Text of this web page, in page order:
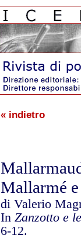
« indietro
Mallarmé
di Valerio
In Zanzotto e
6-12.